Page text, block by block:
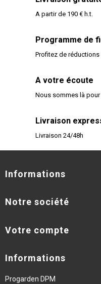
A partir de 190 € h.t.
Programme de
Profitez de
A votre écoute
Nous sommes là
Livraison
Livraison 24/48h
Informations
Notre société
Votre compte
Informations
Progarden DPM